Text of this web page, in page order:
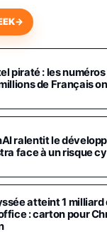
834,71€
Galaxy Miracle
avec Galaxy AI,
Secteur Rapide
déverrouillé,
Ultra 512 Go Bleu
Fnac (Vendeur Tiers)
Ultra 256 Go
Fnac (Vendeur Tiers)
→
piraté : les
de Français
ralentit le
face à un risque
atteint 1
: carton pour